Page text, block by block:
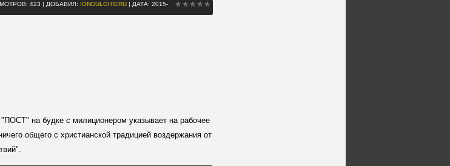
423 | ДОБАВИЛ: IONDULGHIERU | ДАТА: 2015-
на будке с милиционером указывает на рабочее
общего с христианской традицией воздержания от